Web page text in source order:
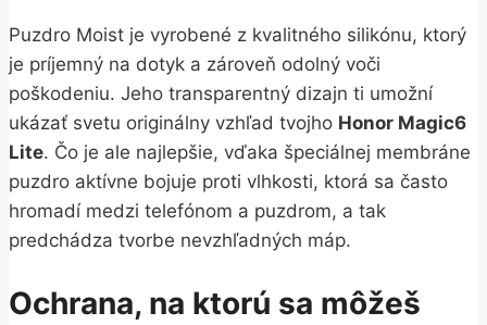
Puzdro Moist je vyrobené z kvalitného silikónu, ktorý
je príjemný na dotyk a zároveň odolný voči
poškodeniu. Jeho transparentný dizajn ti umožní
ukázať svetu originálny vzhľad tvojho Honor Magic6
Lite. Čo je ale najlepšie, vďaka špeciálnej membráne
puzdro aktívne bojuje proti vlhkosti, ktorá sa často
hromadí medzi telefónom a puzdrom, a tak
predchádza tvorbe nevzhľadných máp.
Ochrana, na ktorú sa môžeš